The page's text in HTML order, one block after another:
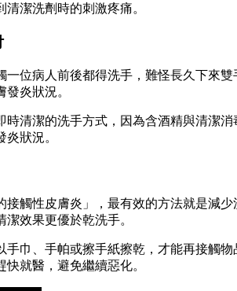
潔洗劑時的刺激疼痛。
一位病人前後都得洗手，難怪長久下來
炎狀況。
時清潔的洗手方式，因為含酒精與清潔
狀況。
接觸性皮膚炎」，最有效的方法就是減
效果更優於乾洗手。
巾、手帕或擦手紙擦乾，才能再接觸
就醫，避免繼續惡化。